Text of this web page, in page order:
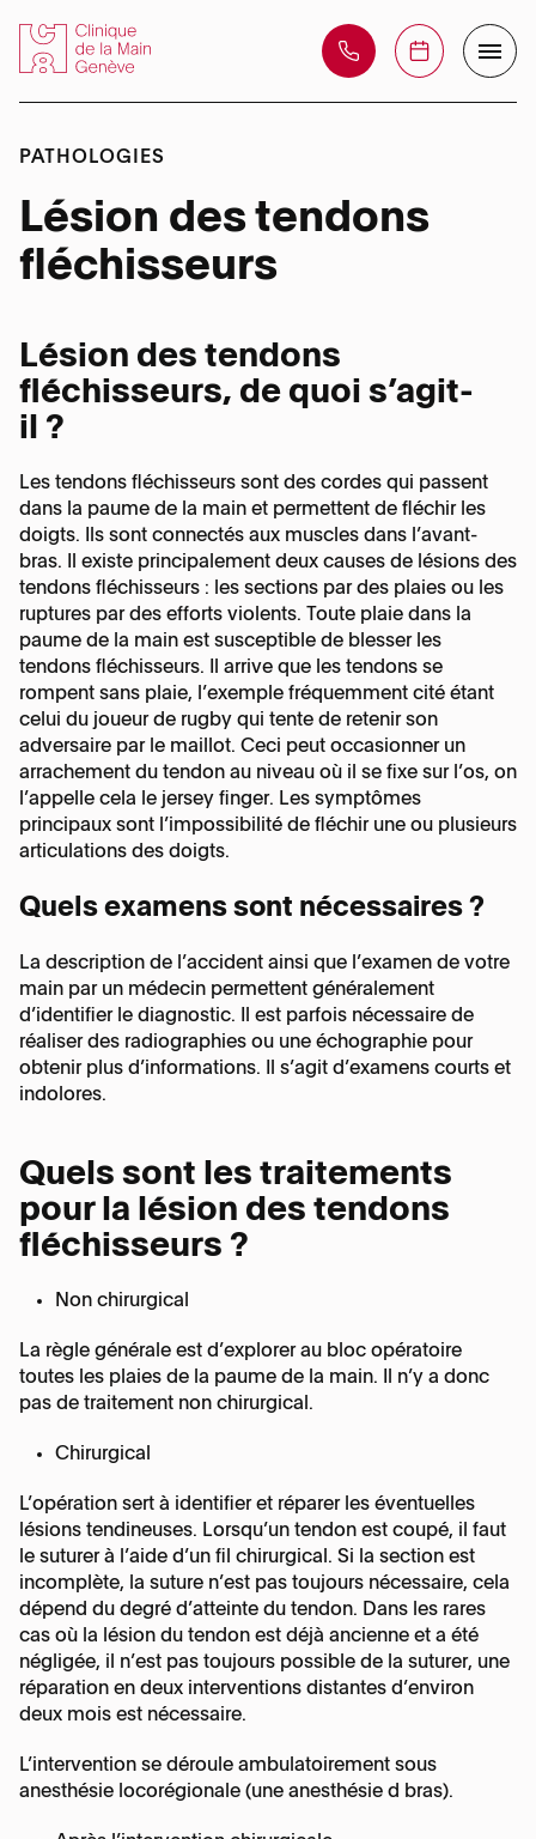
La Clinique
Centre de formation
Médecins
Secrétariat
Locaux et organisation
Votre opération
Risques et problèmes éventuels
Vidéo parcours patient au bloc opératoire
Nos domaines
d’expertise
Nos domaines d’expertise
Médecine esthétique des mains
Échographie
Pathologies
Compression du nerf ulnaire au coude
Doigt en maillet ou mallet finger
Fracture du poignet
Fracture du scaphoïde
Kystes synoviaux
Lésion des tendons fléchisseurs
Lésion du TFCC
Phlegmon des tendons fléchisseurs
Rhizarthrose
Syndrome douloureux régional complexe
Syndrome du tunnel carpien
Tendinite de Quervain
Ergothérapie
Votre assurance
Des questions sur la facturation
FR
EN
Téléphone :
+41 22 595 08 88
Adresse :
Rue des Bains, 35 – 1205 Genève
Horaires :
Lundi – Jeudi, 8:00
- 17:30
Vendredi, 8:00 - 16:30
+41 22 595 08 08
Adresse :
Rue des Bains, 35 – 1205 Genève
Horaires :
Lundi – Jeudi, 8:15 -
17:45
Vendredi, 8:15 - 16:45
PATHOLOGIES
Lésion des tendons
fléchisseurs
Lésion des tendons
fléchisseurs, de quoi s’agit-
il ?
Les tendons fléchisseurs sont des cordes qui passent
dans la paume de la main et permettent de fléchir les
doigts. Ils sont connectés aux muscles dans l’avant-
bras. Il existe principalement deux causes de lésions des
tendons fléchisseurs : les sections par des plaies ou les
ruptures par des efforts violents. Toute plaie dans la
paume de la main est susceptible de blesser les
tendons fléchisseurs. Il arrive que les tendons se
rompent sans plaie, l’exemple fréquemment cité étant
celui du joueur de rugby qui tente de retenir son
adversaire par le maillot. Ceci peut occasionner un
arrachement du tendon au niveau où il se fixe sur l’os, on
l’appelle cela le jersey finger. Les symptômes
principaux sont l’impossibilité de fléchir une ou plusieurs
articulations des doigts.
Quels examens sont nécessaires ?
La description de l’accident ainsi que l’examen de votre
main par un médecin permettent généralement
d’identifier le diagnostic. Il est parfois nécessaire de
réaliser des radiographies ou une échographie pour
obtenir plus d’informations. Il s’agit d’examens courts et
indolores.
Quels sont les traitements
pour la lésion des tendons
fléchisseurs ?
Non chirurgical
La règle générale est d’explorer au bloc opératoire
toutes les plaies de la paume de la main. Il n’y a donc
pas de traitement non chirurgical.
Chirurgical
L’opération sert à identifier et réparer les éventuelles
lésions tendineuses. Lorsqu’un tendon est coupé, il faut
le suturer à l’aide d’un fil chirurgical. Si la section est
incomplète, la suture n’est pas toujours nécessaire, cela
dépend du degré d’atteinte du tendon. Dans les rares
cas où la lésion du tendon est déjà ancienne et a été
négligée, il n’est pas toujours possible de la suturer, une
réparation en deux interventions distantes d’environ
deux mois est nécessaire.
L’intervention se déroule ambulatoirement sous
anesthésie locorégionale (une anesthésie d bras).